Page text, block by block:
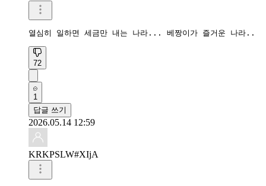
열심히 일하면 세금만 내는 나라... 베짱이가 즐거운 나라..
72
1
답글 쓰기
2026.05.14 12:59
KRKPSLW#XIjA